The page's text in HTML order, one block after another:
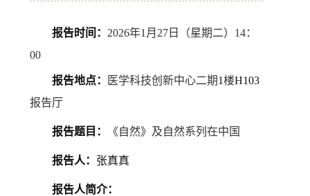
报告时间： 2026年1 月 27日（星期二） 14：
00
报告地点： 医学科技创新中心二期1楼H103
报告厅
报告题目 ： 《自然》及自然系列在中国
报告人： 张真真
报告人简介：